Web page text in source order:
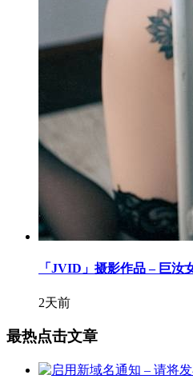
「JVID」摄影作品 – 巨汝
2天前
最热点击文章